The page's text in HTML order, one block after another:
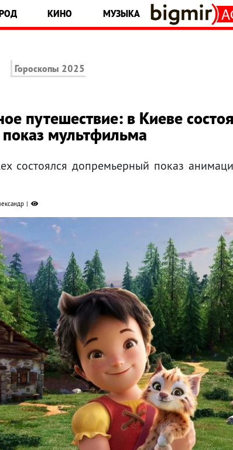
КИНО МУЗЫКА
Гороскопы 2025
путешествие: в Киеве
мультфильма
состоялся допремьерный показ